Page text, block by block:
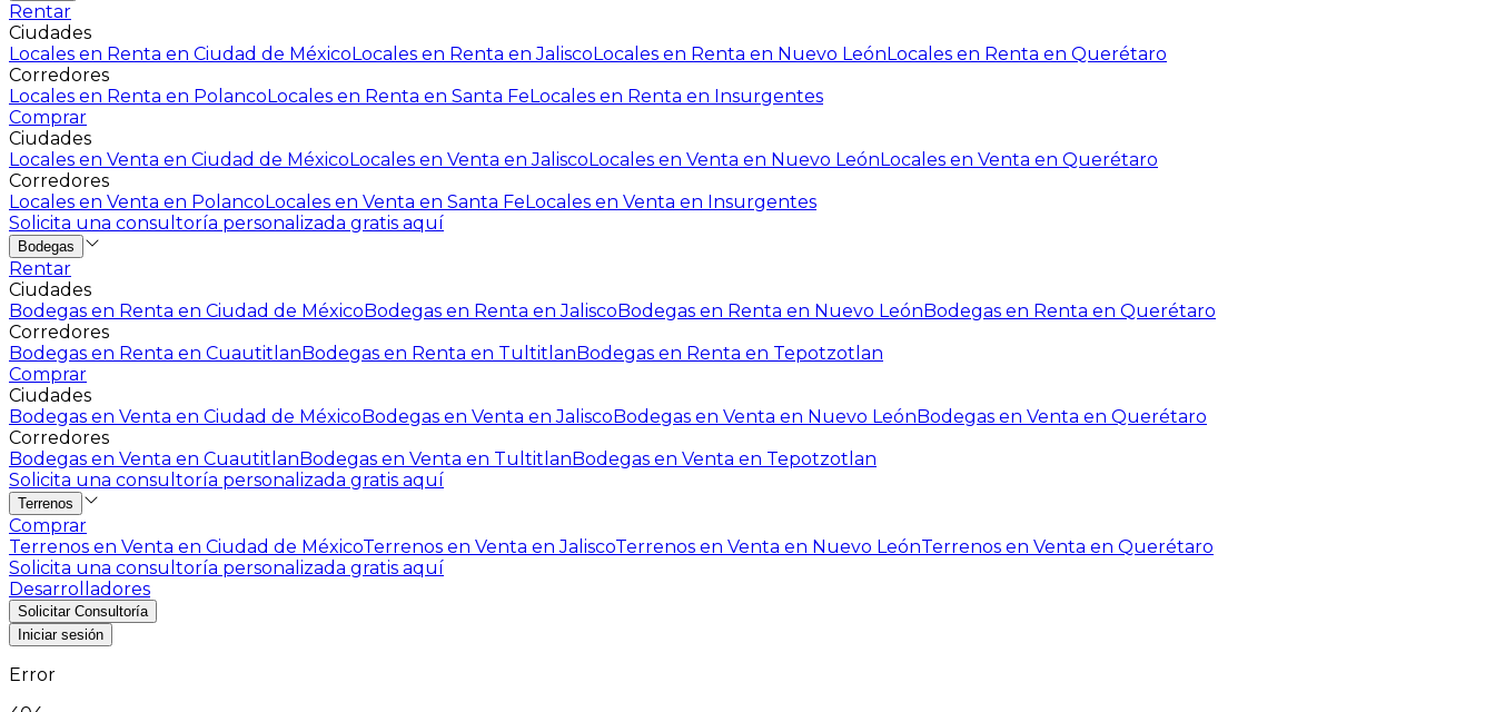
Rentar
Ciudades
Locales en Renta en Ciudad de MéxicoLocales en Renta en JaliscoLocales en Renta en Nuevo LeónLocales en Renta en Querétaro
Corredores
Locales en Renta en PolancoLocales en Renta en Santa FeLocales en Renta en Insurgentes
Comprar
Ciudades
Locales en Venta en Ciudad de MéxicoLocales en Venta en JaliscoLocales en Venta en Nuevo LeónLocales en Venta en Querétaro
Corredores
Locales en Venta en PolancoLocales en Venta en Santa FeLocales en Venta en Insurgentes
Solicita una consultoría personalizada gratis aquí
Bodegas
Rentar
Ciudades
Bodegas en Renta en Ciudad de MéxicoBodegas en Renta en JaliscoBodegas en Renta en Nuevo LeónBodegas en Renta en Querétaro
Corredores
Bodegas en Renta en CuautitlanBodegas en Renta en TultitlanBodegas en Renta en Tepotzotlan
Comprar
Ciudades
Bodegas en Venta en Ciudad de MéxicoBodegas en Venta en JaliscoBodegas en Venta en Nuevo LeónBodegas en Venta en Querétaro
Corredores
Bodegas en Venta en CuautitlanBodegas en Venta en TultitlanBodegas en Venta en Tepotzotlan
Solicita una consultoría personalizada gratis aquí
Terrenos
Comprar
Terrenos en Venta en Ciudad de MéxicoTerrenos en Venta en JaliscoTerrenos en Venta en Nuevo LeónTerrenos en Venta en Querétaro
Solicita una consultoría personalizada gratis aquí
Desarrolladores
Solicitar Consultoría
Iniciar sesión
Error